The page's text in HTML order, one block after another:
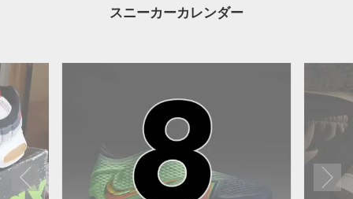
スニーカーカレンダー